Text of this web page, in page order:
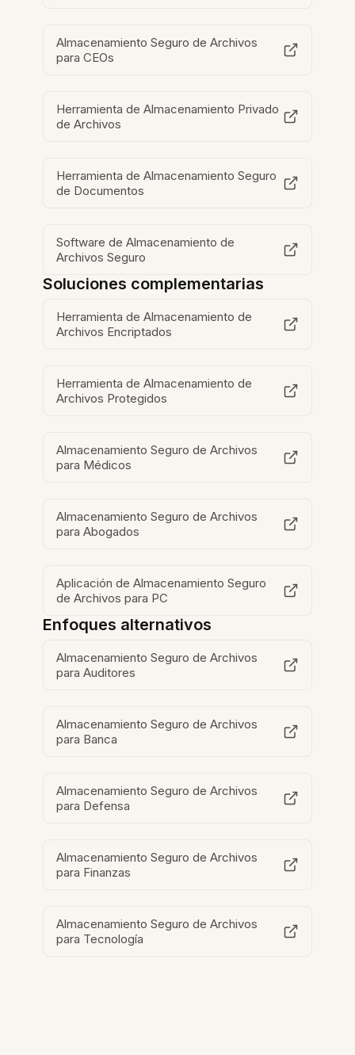
Almacenamiento Seguro de Archivos
para CEOs
Herramienta de Almacenamiento Privado
de Archivos
Herramienta de Almacenamiento Seguro
de Documentos
Software de Almacenamiento de
Archivos Seguro
Soluciones complementarias
Herramienta de Almacenamiento de
Archivos Encriptados
Herramienta de Almacenamiento de
Archivos Protegidos
Almacenamiento Seguro de Archivos
para Médicos
Almacenamiento Seguro de Archivos
para Abogados
Aplicación de Almacenamiento Seguro
de Archivos para PC
Enfoques alternativos
Almacenamiento Seguro de Archivos
para Auditores
Almacenamiento Seguro de Archivos
para Banca
Almacenamiento Seguro de Archivos
para Defensa
Almacenamiento Seguro de Archivos
para Finanzas
Almacenamiento Seguro de Archivos
para Tecnología